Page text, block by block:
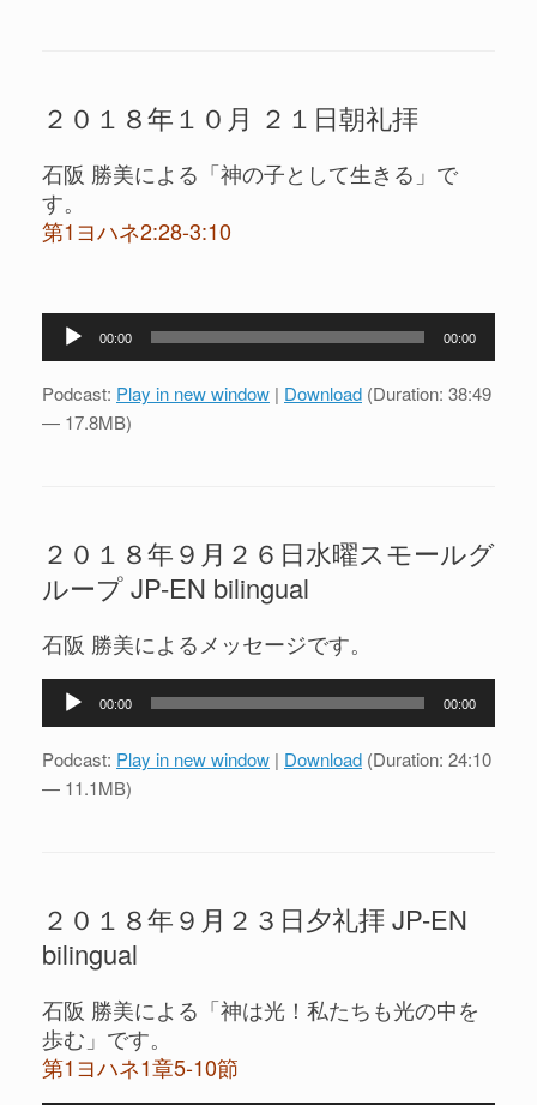
２０１８年１０月 ２１日朝礼拝
石阪 勝美による「神の子として生きる」で
す。
第1ヨハネ2:28-3:10
プ
00:00 00:00
Podcast: Play in new window | Download (Duration: 38:49
— 17.8MB)
２０１８年９月２６日水曜スモールグ
ループ JP-EN bilingual
石阪 勝美によるメッセージです。
プ
00:00 00:00
Podcast: Play in new window | Download (Duration: 24:10
— 11.1MB)
２０１８年９月２３日夕礼拝 JP-EN
bilingual
石阪 勝美による「神は光！私たちも光の中を
歩む」です。
第1ヨハネ1章5-10節